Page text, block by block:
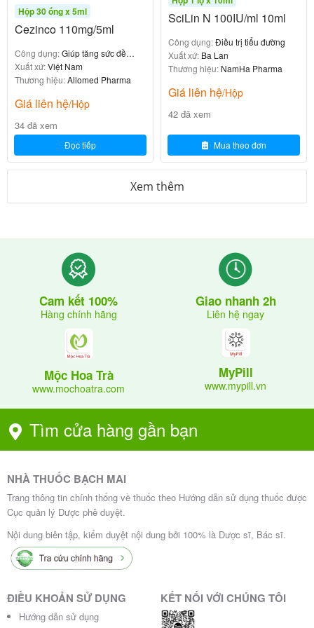
Chống chỉ định của Zinc-Kid Inmed
3g
ZinDcal 120ml
Chống chỉ định
Giải thích
Quá mẫn(dị ứng) với Kẽm glucona
t hoặc bất kỳ thành phần nào của t
Nguy cơ p
hản ứng dị
Tác dụng phụ của Zinc-Kid Inmed 3g
Zinc-Kid Inmed 3g thường đượcdung nạp tốt
dụng đúng liều lượng. Tác dụng phụ hiếm khi xảy ra.
Tác dụng phụ có thể gặp
Rối loạn tiêu hóa nhẹ
người khi bắt đầu sử dụng
Phản ứng dị ứng: Hiếm gặp ở người mẫn cảm với
thành phần của thuốc
Lưu ý về tác dụng phụ
Hộp 30 ống x 5ml
Cezinco 110mg/5ml
Công dụng:Giúp tăng sức đề
kháng
Xuất xứ:Việt Nam
Thương hiệu:Allomed Pharma
Giá liên hệ/Hộp
34 đã xem
Đọc tiếp
SciLin N 100IU/ml 10ml
Công dụng:Điều trị tiểu đường
Xuất xứ: Ba Lan
Thương hiệu: NamHa Pharma
Giá liên hệ/Hộp
42 đã xem
Mua theo đơn
Xem thêm
Cam kết 100%
Hàng chính hãng
Giao nhanh 2h
Liên hệ ngay
Mộc Hoa Trà
www.mochoatra.com
MyPill
www.mypill.vn
Tìm cửa hàng gần bạn
NHÀ THUỐC BẠCH MAI
Trang thông tin chính thống về thuốc theo Hướng dẫn sử dụng thuốc được
Cục quản lý Dược phê duyệt.
Nội dung biên tập, kiểm duyệt nội dung bởi 100% là Dược sĩ, Bác sĩ.
ĐIỀU KHOẢN SỬ DỤNG
Hướng dẫn sử dụng
KẾT NỐI VỚI CHÚNG TÔI